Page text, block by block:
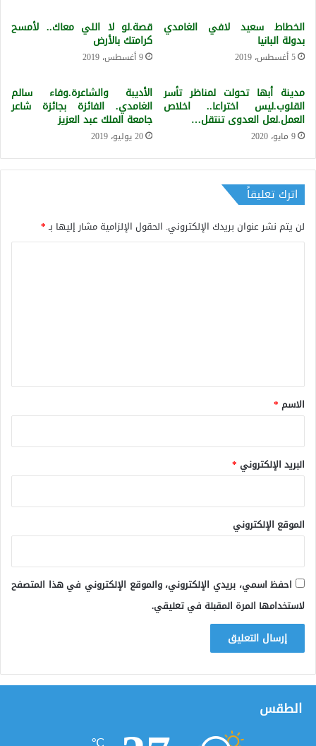
الخطاط سعيد لافي الغامدي
بدولة البانيا
5 أغسطس، 2019
قصة.لو لا اللي معاك.. لأمسح
كرامتك بالأرض
9 أغسطس، 2019
مدينة أبها تحولت لمناظر تأسر
القلوب.ليس اختراعا.. اخلاص
العمل.لعل العدوى تنتقل…
9 مايو، 2020
الأديبة والشاعرة.وفاء سالم
الغامدي. الفائزة بجائزة شاعر
جامعة الملك عبد العزيز
20 يوليو، 2019
اترك تعليقاً
لن يتم نشر عنوان بريدك الإلكتروني. الحقول الإلزامية مشار إليها بـ*
*
الاسم *
البريد الإلكتروني *
الموقع الإلكتروني
احفظ اسمي، بريدي الإلكتروني، والموقع الإلكتروني في هذا المتصفح
لاستخدامها المرة المقبلة في تعليقي.
الطقس